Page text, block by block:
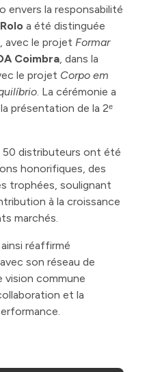
envers la responsabilité
a été distinguée
avec le projet Formar
Coimbra, dans la
le projet Corpo em
. La cérémonie a
présentation de la 2ᵉ
50 distributeurs ont été
honorifiques, des
trophées, soulignant
à la croissance
marchés.
réaffirmé
son réseau de
vision commune
et la